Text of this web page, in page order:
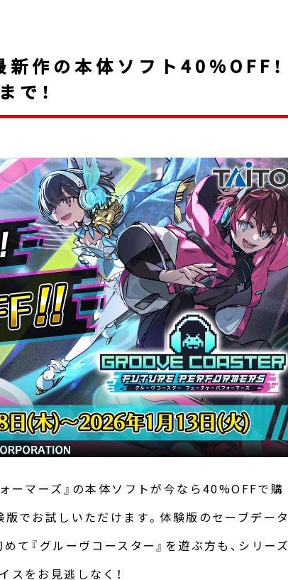
新作の本体ソフト40%OFF！
で！
ーマーズ』の本体ソフトが今なら40%OFFで購
でお試しいただけます。体験版のセーブデータ
て『グルーヴコースター』を遊ぶ方も、シリーズ
スをお見逃しなく！